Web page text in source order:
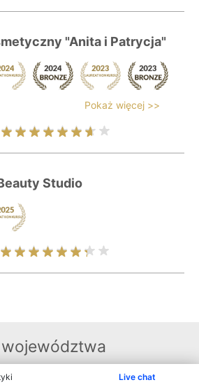
Live chat
"Anita i Patrycja"
Pokaż więcej >>
Studio